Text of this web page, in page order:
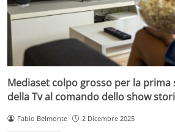
Mediaset colpo grosso per la
della Tv al comando dello show
Fabio Belmonte 2 Dicembre 2025